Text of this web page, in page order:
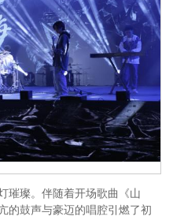
璀璨。伴随着开场歌曲《山
的鼓声与豪迈的唱腔引燃了初